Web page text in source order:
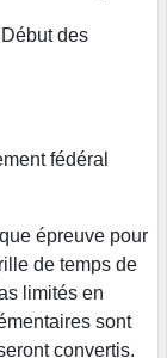
des
fédéral
épreuve pour
de temps de
limités en
sont
convertis.